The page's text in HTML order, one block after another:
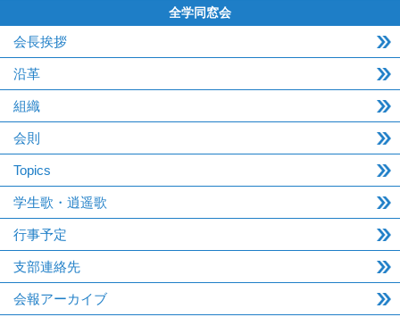
全学同窓会
会長挨拶
沿革
組織
会則
Topics
学生歌・逍遥歌
行事予定
支部連絡先
会報アーカイブ